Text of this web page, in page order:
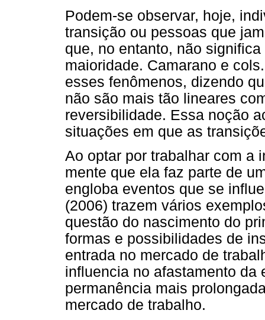
Podem-se observar, hoje,
transição ou pessoas que
que, no entanto, não
maioridade. Camarano e
esses fenômenos, dizendo
não são mais tão lineares
reversibilidade. Essa noção
situações em que as
Ao optar por trabalhar com a
mente que ela faz parte de
engloba eventos que se
(2006) trazem vários
questão do nascimento do
formas e possibilidades de
entrada no mercado de
influencia no afastamento da
permanência mais
mercado de trabalho.